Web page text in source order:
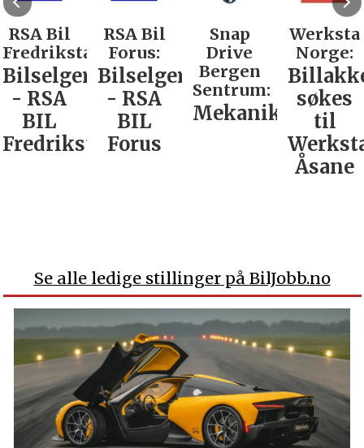
RSA Bil
Fredrikstad:
Bilselger
- RSA
BIL
Fredrikstad
RSA Bil
Forus:
Bilselger
- RSA
BIL
Forus
Snap
Drive
Bergen
Sentrum:
Mekaniker
Werksta
Norge:
søkes
til
Åsane
Se alle ledige stillinger på BilJobb.no